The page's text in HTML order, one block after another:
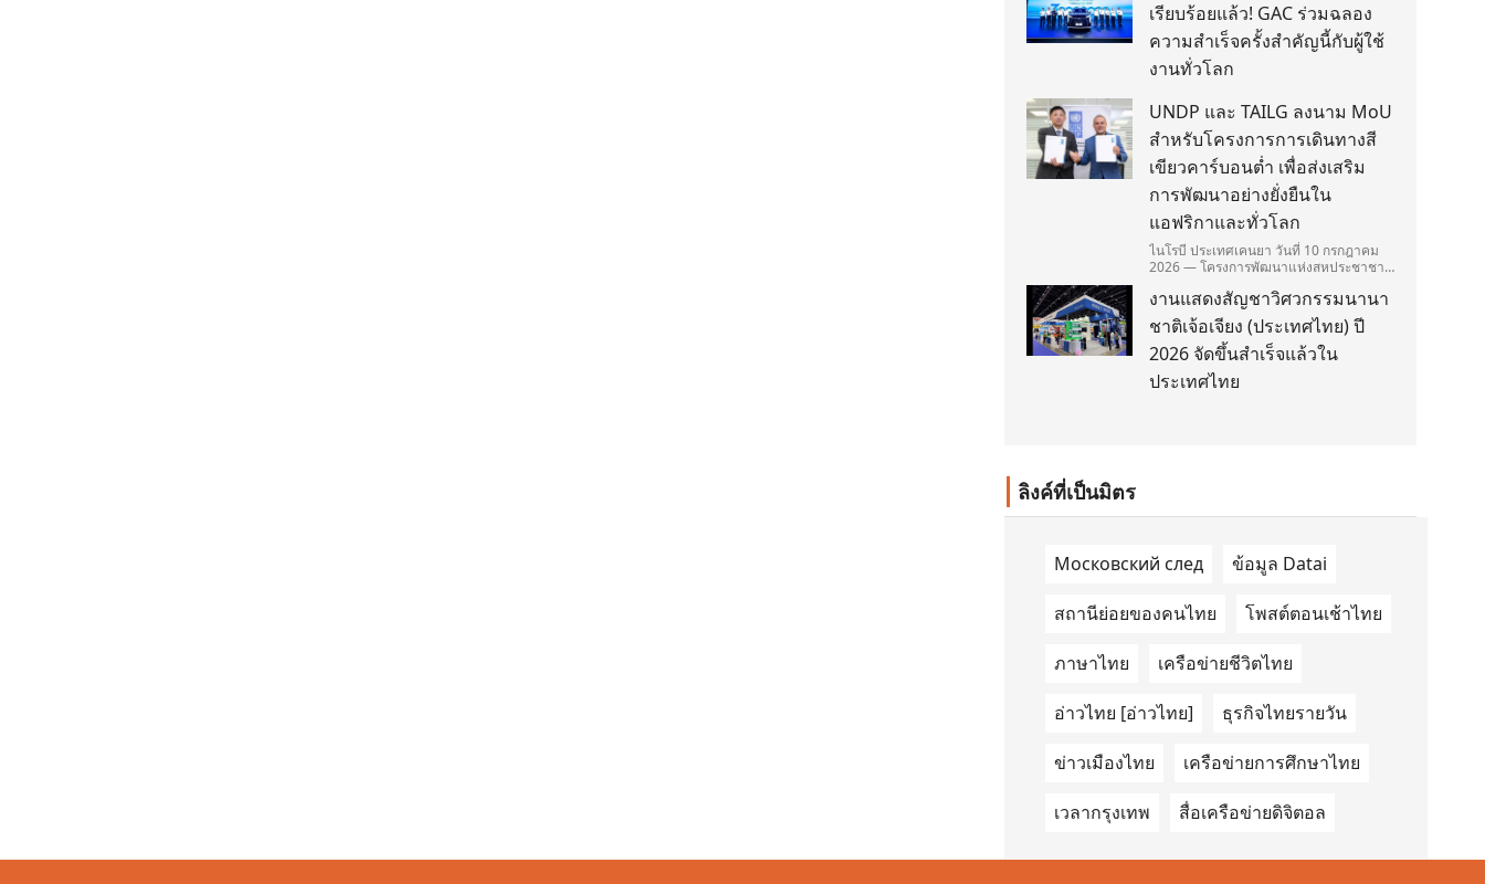
เรียบร้อยแล้ว! GAC ร่วมฉลอง
ความสำเร็จครั้งสำคัญนี้กับผู้ใช้
งานทั่วโลก
UNDP และ TAILG ลงนาม MoU
สำหรับโครงการการเดินทางสี
เขียวคาร์บอนต่ำ เพื่อส่งเสริม
การพัฒนาอย่างยั่งยืนใน
แอฟริกาและทั่วโลก
ไนโรบี ประเทศเคนยา วันที่ 10 กรกฎาคม
2026 — โครงการพัฒนาแห่งสหประชาชาติ
Programme/UNDP) และ TAILG บริษัทชั้น
นำด้านการเดินทางด้วยพลังงานไฟฟ้า ได้
ลงนามในบันทึกความเข้าใจ
(Memorandum of Understanding/MOU)
อย่างเป็นทางการในประเทศเคนยา เกี่ยวกับ
Green Mobility Centre of Excellence
งานแสดงสัญชาวิศวกรรมนานา
ชาติเจ้อเจียง (ประเทศไทย) ปี
2026 จัดขึ้นสำเร็จแล้วใน
ประเทศไทย
ลิงค์ที่เป็นมิตร
Московский след ข้อมูล Datai
สถานีย่อยของคนไทย โพสต์ตอนเช้าไทย
ภาษาไทย เครือข่ายชีวิตไทย
อ่าวไทย [อ่าวไทย] ธุรกิจไทยรายวัน
ข่าวเมืองไทย เครือข่ายการศึกษาไทย
เวลากรุงเทพ สื่อเครือข่ายดิจิตอล